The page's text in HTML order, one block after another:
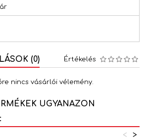
(0) Értékelés
nincs vásárlói vélemény.
UGYANAZON
>
<